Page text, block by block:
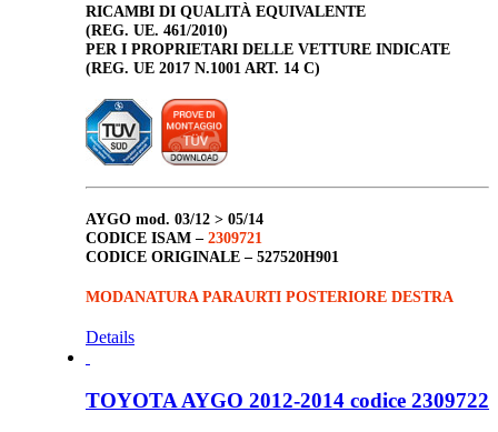
RICAMBI DI QUALITÀ EQUIVALENTE
(REG. UE. 461/2010)
PER I PROPRIETARI DELLE VETTURE INDICATE
(REG. UE 2017 N.1001 ART. 14 C)
AYGO mod. 03/12 > 05/14
CODICE ISAM – 2309721
CODICE ORIGINALE – 527520H901
MODANATURA PARAURTI POSTERIORE DESTRA
Details
TOYOTA AYGO 2012-2014 codice 2309722